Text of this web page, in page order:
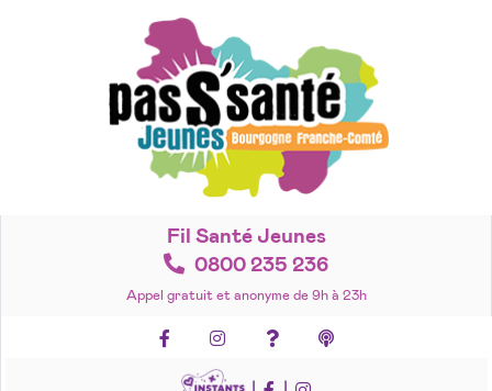
Fil Santé Jeunes
0800 235 236
Appel gratuit et anonyme de 9h à 23h
FacebookInstagramFoire aux questions